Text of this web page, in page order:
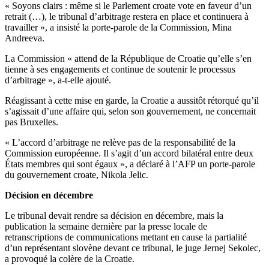
« Soyons clairs : même si le Parlement croate vote en faveur d’un
retrait (…), le tribunal d’arbitrage restera en place et continuera à
travailler », a insisté la porte-parole de la Commission, Mina
Andreeva.
La Commission « attend de la République de Croatie qu’elle s’en
tienne à ses engagements et continue de soutenir le processus
d’arbitrage », a-t-elle ajouté.
Réagissant à cette mise en garde, la Croatie a aussitôt rétorqué qu’il
s’agissait d’une affaire qui, selon son gouvernement, ne concernait
pas Bruxelles.
« L’accord d’arbitrage ne relève pas de la responsabilité de la
Commission européenne. Il s’agit d’un accord bilatéral entre deux
États membres qui sont égaux », a déclaré à l’AFP un porte-parole
du gouvernement croate, Nikola Jelic.
Décision en décembre
Le tribunal devait rendre sa décision en décembre, mais la
publication la semaine dernière par la presse locale de
retranscriptions de communications mettant en cause la partialité
d’un représentant slovène devant ce tribunal, le juge Jernej Sekolec,
a provoqué la colère de la Croatie.